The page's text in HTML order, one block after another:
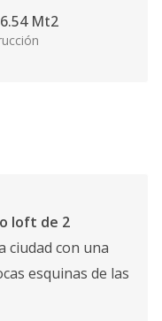
Mt2
loft de 2
ciudad con una
esquinas de las